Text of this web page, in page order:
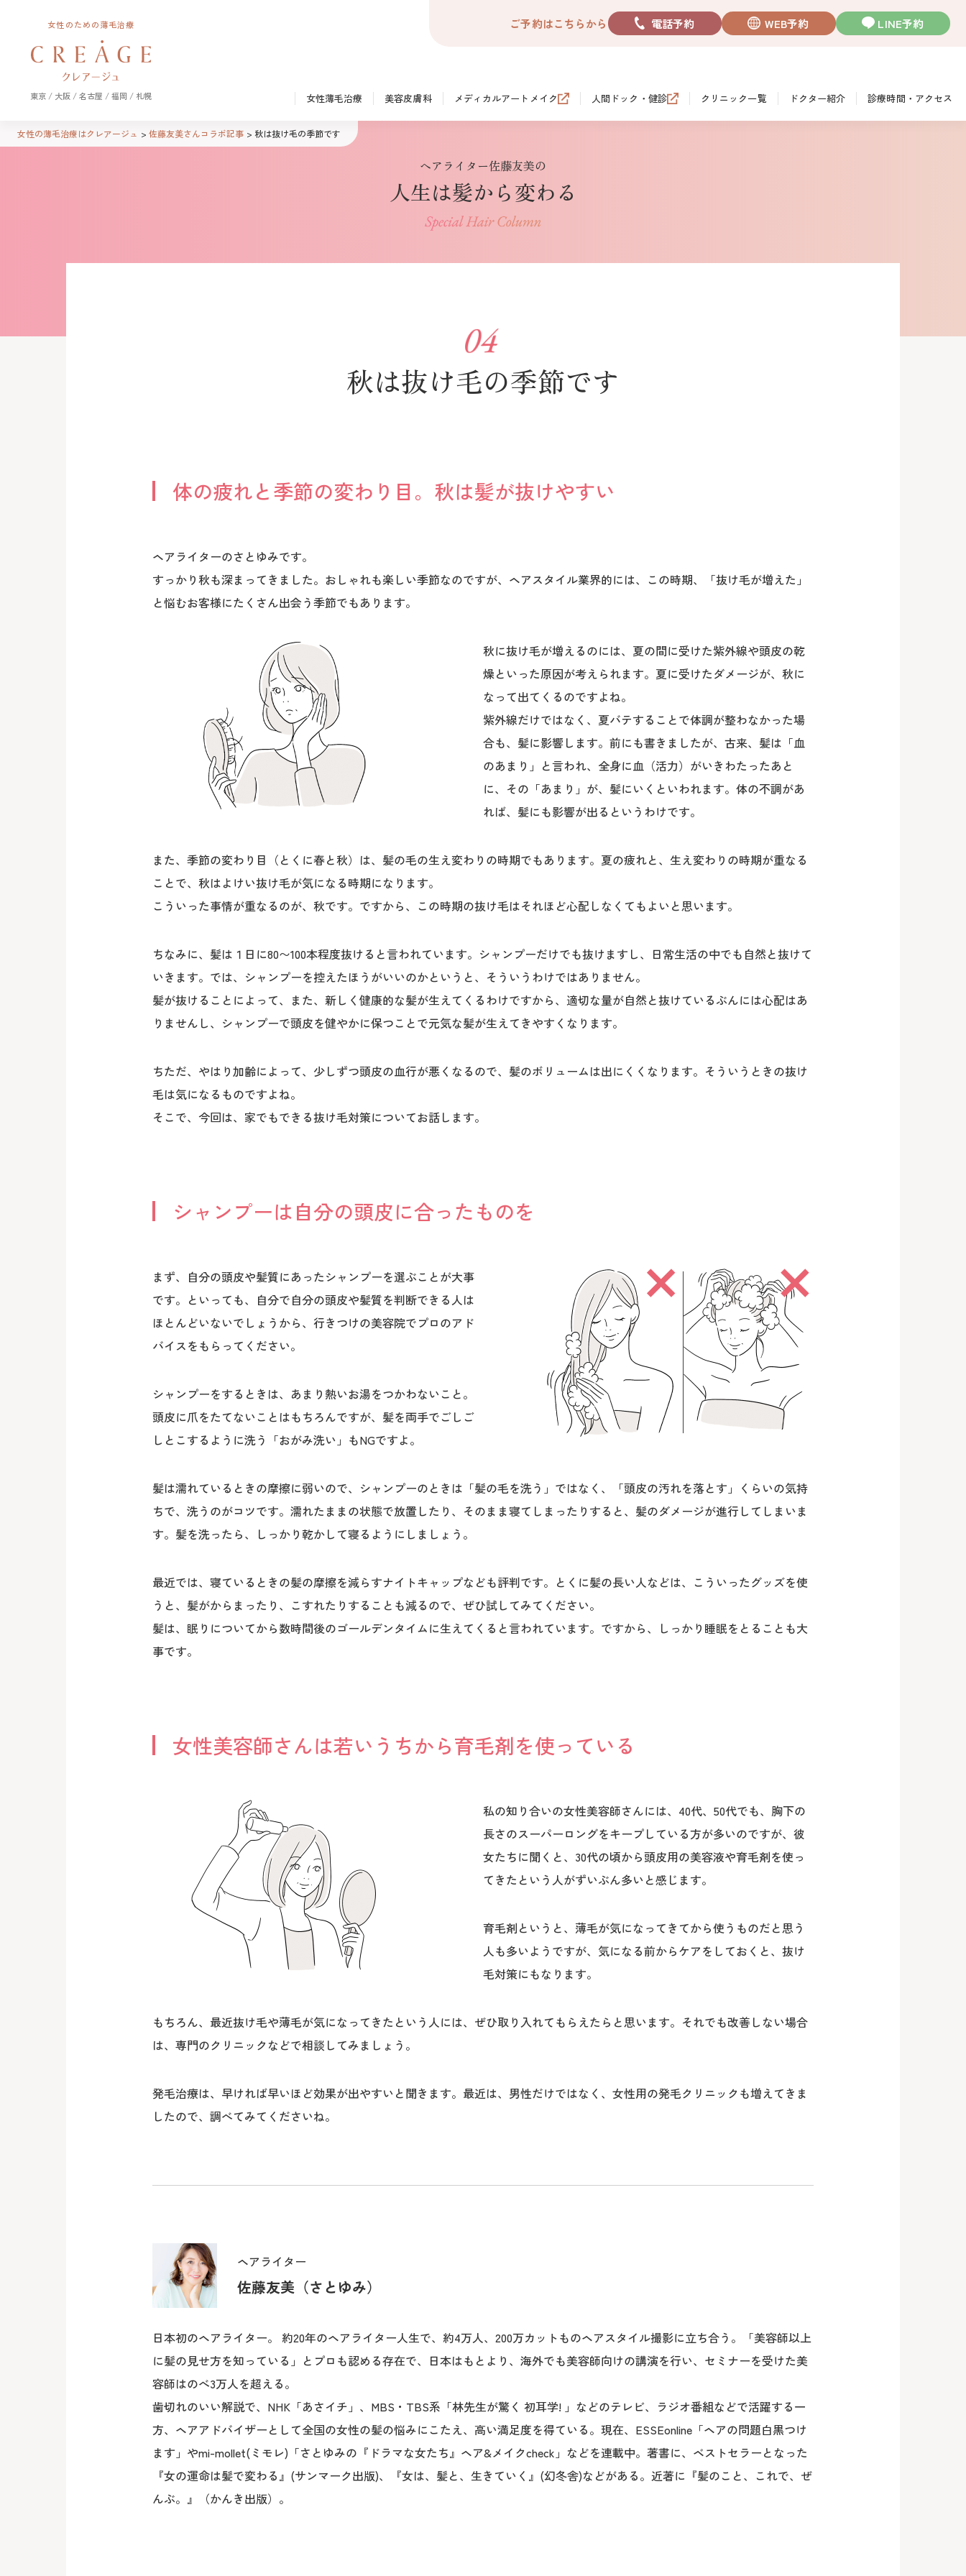
女性のための薄毛治療
東京 / 大阪 / 名古屋 / 福岡 / 札幌
ご予約はこちらから 電話予約 WEB予約 LINE予約
クリニック一覧
女性薄毛治療 美容皮膚科 メディカルアートメイク 人間ドック・健診 ドクター紹介 診療時間・アクセス
女性の薄毛治療はクレアージュ 佐藤友美さんコラボ記事 秋は抜け毛の季節です
ヘアライター佐藤友美の
人生は髪から変わる
秋は抜け毛の季節です
体の疲れと季節の変わり目。秋は髪が抜けやすい
ヘアライターのさとゆみです。
すっかり秋も深まってきました。おしゃれも楽しい季節なのですが、ヘアスタイル業界的には、この時期、「抜け毛が増えた」
と悩むお客様にたくさん出会う季節でもあります。
秋に抜け毛が増えるのには、夏の間に受けた紫外線や頭皮の乾
燥といった原因が考えられます。夏に受けたダメージが、秋に
なって出てくるのですよね。
紫外線だけではなく、夏バテすることで体調が整わなかった場
合も、髪に影響します。前にも書きましたが、古来、髪は「血
のあまり」と言われ、全身に血（活力）がいきわたったあと
に、その「あまり」が、髪にいくといわれます。体の不調があ
れば、髪にも影響が出るというわけです。
また、季節の変わり目（とくに春と秋）は、髪の毛の生え変わりの時期でもあります。夏の疲れと、生え変わりの時期が重なる
ことで、秋はよけい抜け毛が気になる時期になります。
こういった事情が重なるのが、秋です。ですから、この時期の抜け毛はそれほど心配しなくてもよいと思います。
ちなみに、髪は１日に80〜100本程度抜けると言われています。シャンプーだけでも抜けますし、日常生活の中でも自然と抜けて
いきます。では、シャンプーを控えたほうがいいのかというと、そういうわけではありません。
髪が抜けることによって、また、新しく健康的な髪が生えてくるわけですから、適切な量が自然と抜けているぶんには心配はあ
りませんし、シャンプーで頭皮を健やかに保つことで元気な髪が生えてきやすくなります。
ちただ、やはり加齢によって、少しずつ頭皮の血行が悪くなるので、髪のボリュームは出にくくなります。そういうときの抜け
毛は気になるものですよね。
そこで、今回は、家でもできる抜け毛対策についてお話します。
シャンプーは自分の頭皮に合ったものを
まず、自分の頭皮や髪質にあったシャンプーを選ぶことが大事
です。といっても、自分で自分の頭皮や髪質を判断できる人は
ほとんどいないでしょうから、行きつけの美容院でプロのアド
バイスをもらってください。
シャンプーをするときは、あまり熱いお湯をつかわないこと。
頭皮に爪をたてないことはもちろんですが、髪を両手でごしご
しとこするように洗う「おがみ洗い」もNGですよ。
髪は濡れているときの摩擦に弱いので、シャンプーのときは「髪の毛を洗う」ではなく、「頭皮の汚れを落とす」くらいの気持
ちで、洗うのがコツです。濡れたままの状態で放置したり、そのまま寝てしまったりすると、髪のダメージが進行してしまいま
す。髪を洗ったら、しっかり乾かして寝るようにしましょう。
最近では、寝ているときの髪の摩擦を減らすナイトキャップなども評判です。とくに髪の長い人などは、こういったグッズを使
うと、髪がからまったり、こすれたりすることも減るので、ぜひ試してみてください。
髪は、眠りについてから数時間後のゴールデンタイムに生えてくると言われています。ですから、しっかり睡眠をとることも大
事です。
女性美容師さんは若いうちから育毛剤を使っている
私の知り合いの女性美容師さんには、40代、50代でも、胸下の
長さのスーパーロングをキープしている方が多いのですが、彼
女たちに聞くと、30代の頃から頭皮用の美容液や育毛剤を使っ
てきたという人がずいぶん多いと感じます。
育毛剤というと、薄毛が気になってきてから使うものだと思う
人も多いようですが、気になる前からケアをしておくと、抜け
毛対策にもなります。
もちろん、最近抜け毛や薄毛が気になってきたという人には、ぜひ取り入れてもらえたらと思います。それでも改善しない場合
は、専門のクリニックなどで相談してみましょう。
発毛治療は、早ければ早いほど効果が出やすいと聞きます。最近は、男性だけではなく、女性用の発毛クリニックも増えてきま
したので、調べてみてくださいね。
ヘアライター
佐藤友美（さとゆみ）
日本初のヘアライター。 約20年のヘアライター人生で、約4万人、200万カットものヘアスタイル撮影に立ち合う。「美容師以上
に髪の見せ方を知っている」とプロも認める存在で、日本はもとより、海外でも美容師向けの講演を行い、セミナーを受けた美
容師はのべ3万人を超える。
歯切れのいい解説で、NHK「あさイチ」、MBS・TBS系「林先生が驚く 初耳学! 」などのテレビ、ラジオ番組などで活躍する一
方、ヘアアドバイザーとして全国の女性の髪の悩みにこたえ、高い満足度を得ている。現在、ESSEonline「ヘアの問題白黒つけ
ます」やmi-mollet(ミモレ)「さとゆみの『ドラマな女たち』ヘア&メイクcheck」などを連載中。著書に、ベストセラーとなった
『女の運命は髪で変わる』(サンマーク出版)、『女は、髪と、生きていく』(幻冬舎)などがある。近著に『髪のこと、これで、ぜ
んぶ。』（かんき出版）。